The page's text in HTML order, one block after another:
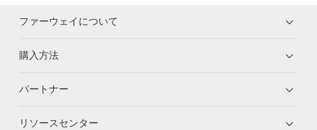
ファーウェイについて
購入方法
パートナー
リソースセンター